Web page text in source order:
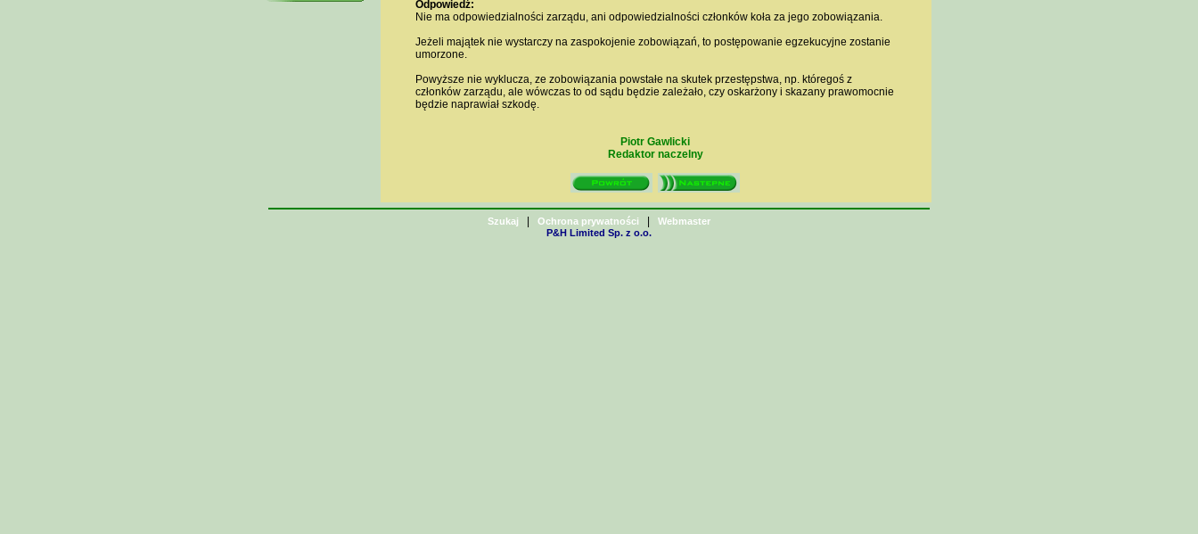
Odpowiedź:
Nie ma odpowiedzialności zarządu, ani odpowiedzialności członków koła za jego zobowiązania.
Jeżeli majątek nie wystarczy na zaspokojenie zobowiązań, to postępowanie egzekucyjne zostanie
umorzone.
Powyższe nie wyklucza, ze zobowiązania powstałe na skutek przestępstwa, np. któregoś z
członków zarządu, ale wówczas to od sądu będzie zależało, czy oskarżony i skazany prawomocnie
będzie naprawiał szkodę.
Piotr Gawlicki
Redaktor naczelny
Szukaj Ochrona prywatności
Webmaster
P&H Limited Sp. z o.o.